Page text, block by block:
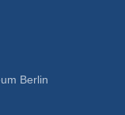
Berlin